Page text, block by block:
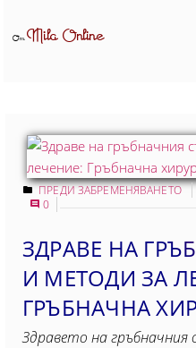
ОтMila Online
ПРЕДИ ЗАБРЕМЕНЯВАНЕТО
0
ЗДРАВЕ НА
И МЕТОДИ ЗА
ГРЪБНАЧНА
Здравето на гръбначния